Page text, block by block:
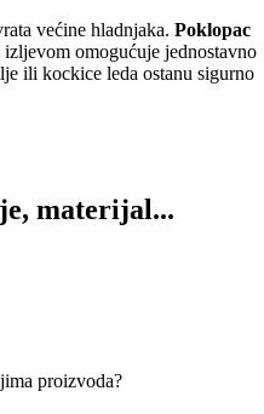
većine hladnjaka. Poklopac
izljevom omogućuje jednostavno
ili kockice leda ostanu sigurno
materijal...
proizvoda?